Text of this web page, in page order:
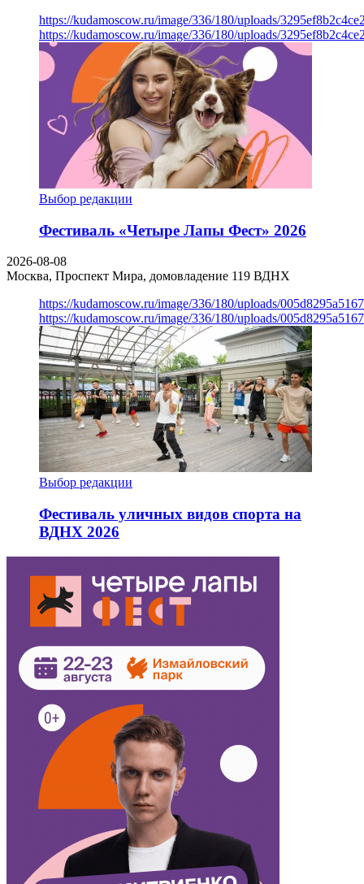
https://kudamoscow.ru/image/336/180/uploads/
https://kudamoscow.ru/image/336/180/uploads/
Выбор редакции
Фестиваль «Четыре Лапы Фест» 2026
2026-08-08
Москва, Проспект Мира, домовладение 119 ВДНХ
https://kudamoscow.ru/image/336/180/uploads/
https://kudamoscow.ru/image/336/180/uploads/
Выбор редакции
Фестиваль уличных видов спорта на
ВДНХ 2026